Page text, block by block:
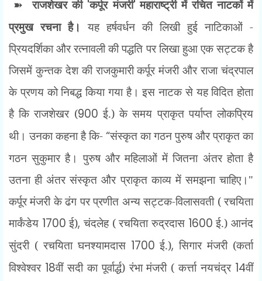
➽राजशेखर की 'कर्पूर मंजरी'महाराष्ट्री में रचित नाटकों में
प्रमुख रचना है। यह हर्षवर्धन की लिखी हुई नाटिकाओं -
प्रियदर्शिका और रत्नावली की पद्धति पर लिखा हुआ एक सट्टक है
जिसमें कुन्तक देश की राजकुमारी कर्पूर मंजरी और राजा चंद्रपाल
के प्रणय को निबद्ध किया गया है। इस नाटक से यह विदित होता
है कि राजशेखर (900 ई.) के समय प्राकृत पर्याप्त लोकप्रिय
थी। उनका कहना है कि- “संस्कृत का गठन पुरुष और प्राकृत का
गठन सुकुमार है। पुरुष और महिलाओं में जितना अंतर होता है
उतना ही अंतर संस्कृत और प्राकृत काव्य में समझना चाहिए।"
कर्पूर मंजरी के ढंग पर प्रणीत अन्य सट्टक-विलासवती ( रचयिता
मार्कंडेय 1700 ई),चंदलेह ( रचयिता रुद्रदास 1600 ई.) आनंद
सुंदरी ( रचयिता घनश्यामदास 1700 ई.),सिगार मंजरी (कर्ता
विश्वेश्वर 18वीं सदी का पूर्वार्द्ध) रंभा मंजरी ( कर्त्ता नयचंद्र 14वीं